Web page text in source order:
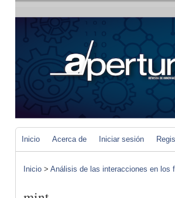
Inicio Acerca de Iniciar sesión
Inicio > Análisis de las interacciones en los